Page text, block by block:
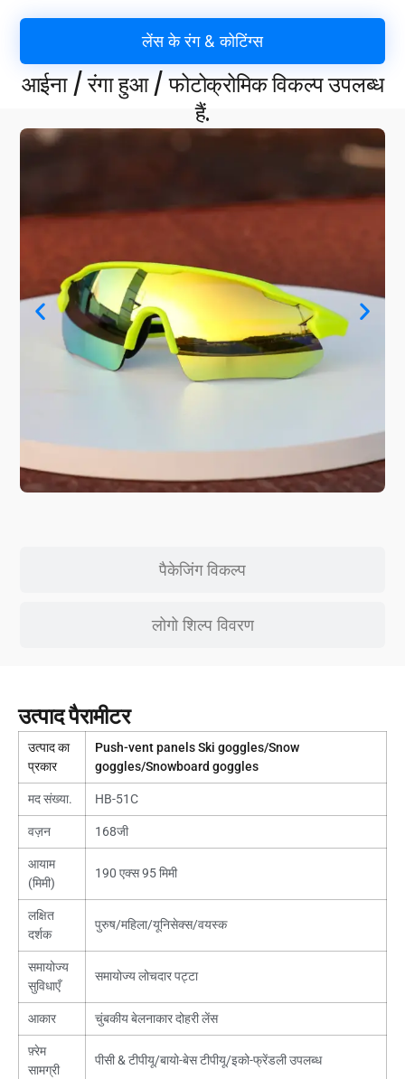
लेंस के रंग & कोटिंग्स
पैकेजिंग विकल्प
लोगो शिल्प विवरण
आईना / रंगा हुआ / फोटोक्रोमिक विकल्प उपलब्ध
हैं.
उत्पाद पैरामीटर
उत्पाद का
प्रकार
Push-vent panels Ski goggles/Snow
goggles/Snowboard goggles
मद संख्या. HB-51C
वज़न 168जी
आयाम
(मिमी)
190 एक्स 95 मिमी
लक्षित
दर्शक
पुरुष/महिला/यूनिसेक्स/वयस्क
समायोज्य
सुविधाएँ
समायोज्य लोचदार पट्टा
आकार चुंबकीय बेलनाकार दोहरी लेंस
फ़्रेम
सामग्री
पीसी & टीपीयू/बायो-बेस टीपीयू/इको-फ्रेंडली उपलब्ध